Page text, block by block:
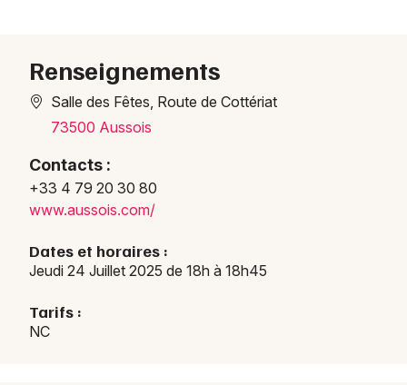
Newsletter des sorties
Artistes en tournée
Actus en Savoie
Magazine en Savoie
Renseignements
Salle des Fêtes, Route de Cottériat
73500 Aussois
Contacts :
+33 4 79 20 30 80
www.aussois.com/
Dates et horaires :
Jeudi 24 Juillet 2025 de 18h à 18h45
Tarifs :
NC